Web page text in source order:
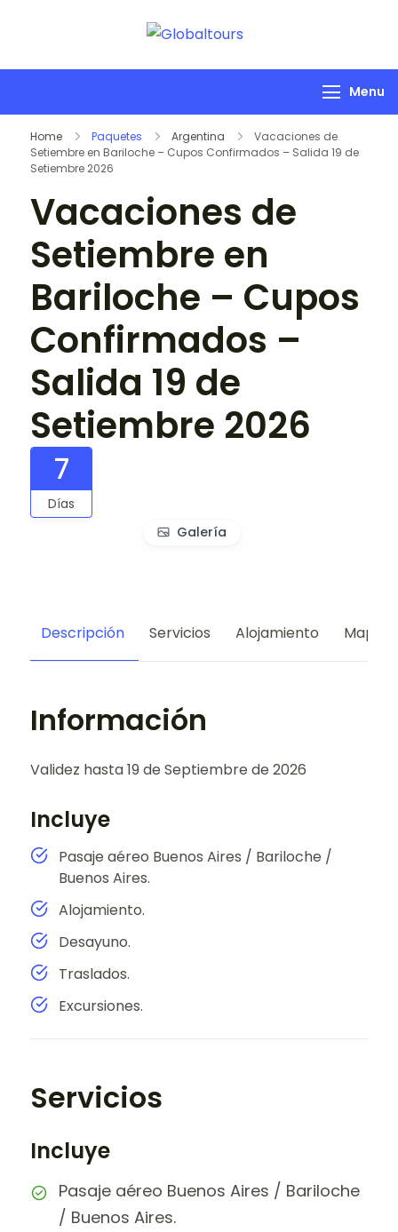
Servicios Turísticos
Menu
Home Paquetes Argentina
Vacaciones de
Setiembre en Bariloche – Cupos Confirmados – Salida 19 de
Setiembre 2026
Vacaciones de
Setiembre en
Bariloche – Cupos
Confirmados –
Salida 19 de
Setiembre 2026
7
Días
Galería
Descripción Servicios Alojamiento Mapa
Información
Validez hasta 19 de Septiembre de 2026
Incluye
Pasaje aéreo Buenos Aires / Bariloche /
Buenos Aires.
Alojamiento.
Desayuno.
Traslados.
Excursiones.
Servicios
Incluye
Pasaje aéreo Buenos Aires / Bariloche
/ Buenos Aires.